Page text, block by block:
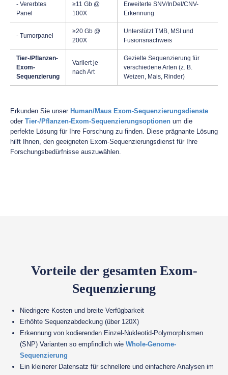
- Vererbtes
Panel
≥11 Gb @
100X
Erweiterte SNV/InDel/CNV-
Erkennung
- Tumorpanel
≥20 Gb @
200X
Unterstützt TMB, MSI und
Fusionsnachweis
Tier-/Pflanzen-
Exom-
Sequenzierung
Variiert je
nach Art
Gezielte Sequenzierung für
verschiedene Arten (z. B.
Weizen, Mais, Rinder)
Erkunden Sie unser Human/Maus Exom-Sequenzierungsdienste
oder Tier-/Pflanzen-Exom-Sequenzierungsoptionen um die
perfekte Lösung für Ihre Forschung zu finden. Diese prägnante Lösung
hilft Ihnen, den geeigneten Exom-Sequenzierungsdienst für Ihre
Forschungsbedürfnisse auszuwählen.
Vorteile der gesamten Exom-
Sequenzierung
Niedrigere Kosten und breite Verfügbarkeit
Erhöhte Sequenzabdeckung (über 120X)
Erkennung von kodierenden Einzel-Nukleotid-Polymorphismen
(SNP) Varianten so empfindlich wie Whole-Genome-
Sequenzierung
Ein kleinerer Datensatz für schnellere und einfachere Analysen im